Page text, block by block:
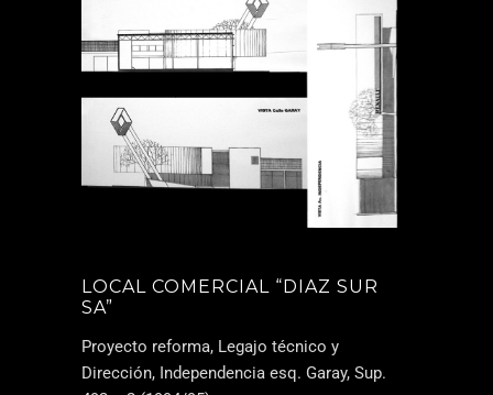
LOCAL COMERCIAL “DIAZ SUR
SA”
Proyecto reforma, Legajo técnico y
Dirección, Independencia esq. Garay, Sup.